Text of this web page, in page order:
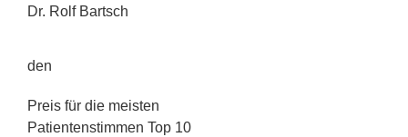
Dr. Rolf Bartsch
den
Preis für die meisten
Patientenstimmen Top 10